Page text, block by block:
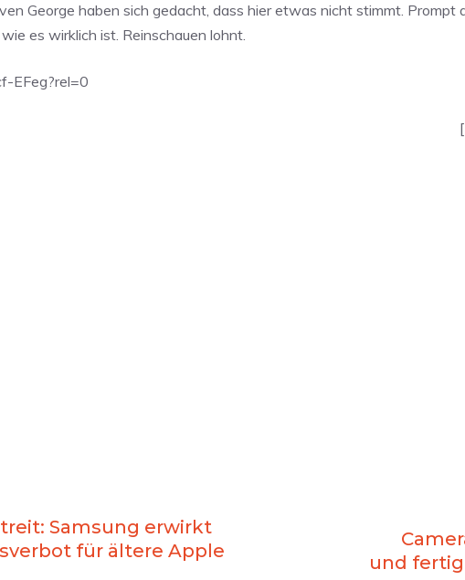
George haben sich gedacht, dass hier etwas nicht stimmt. Prompt
es wirklich ist. Reinschauen lohnt.
EFeg?rel=0
[
Samsung erwirkt
für ältere Apple
und